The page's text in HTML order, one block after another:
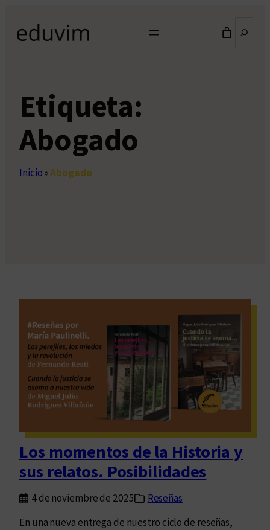
contenido
Etiqueta:
Abogado
Inicio»Abogado
Los momentos de la Historia y
sus relatos. Posibilidades
4 de noviembre de 2025
Reseñas
En una nueva entrega de nuestro ciclo de reseñas,